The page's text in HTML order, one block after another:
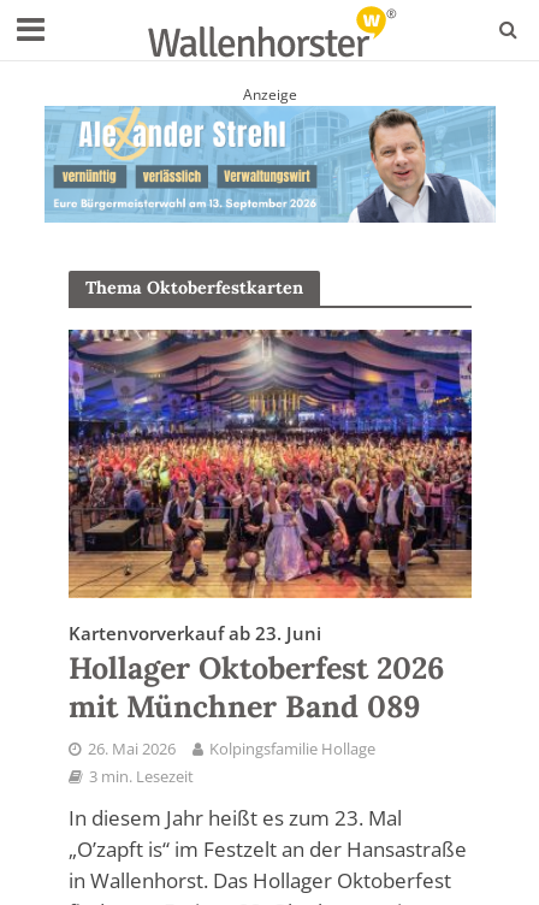
Anzeige
Thema Oktoberfestkarten
Kartenvorverkauf ab 23. Juni
Hollager Oktoberfest 2026
mit Münchner Band 089
26. Mai 2026
Kolpingsfamilie Hollage
3 min. Lesezeit
In diesem Jahr heißt es zum 23. Mal
„O’zapft is“ im Festzelt an der Hansastraße
in Wallenhorst. Das Hollager Oktoberfest